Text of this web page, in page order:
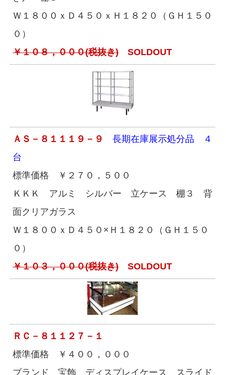
Ｗ１８００ｘＤ４５０ｘＨ１８２０（ＧＨ１５０
０）
￥１０８，０００(税抜き) SOLDOUT
ＡＳ－８１１１９－９
長期在庫展示処分品 ４
台
標準価格 ￥２７０，５００
ＫＫＫ アルミ シルバー 立ケース 棚３ 背
面クリアガラス
Ｗ１８００ｘＤ４５０×Ｈ１８２０（ＧＨ１５０
０）
￥１０３，０００(税抜き) SOLDOUT
ＲＣ－８１１２７－１
標準価格 ￥４００，０００
ブランド 宝飾 ディスプレイケース スライド